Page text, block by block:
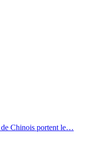
Chinois portent le…